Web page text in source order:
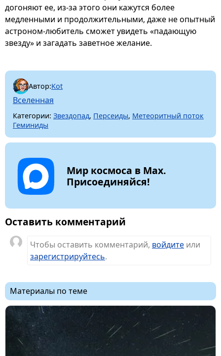
догоняют ее, из-за этого они кажутся более
медленными и продолжительными, даже не опытный
астроном-любитель сможет увидеть «падающую
звезду» и загадать заветное желание.
Автор:Kot
Вселенная
Категории: Звездопад, Персеиды, Метеоритный поток
Геминиды
Мир космоса в Max.
Присоединяйся!
Оставить комментарий
Чтобы оставить комментарий, войдите или
зарегистрируйтесь.
Материалы по теме